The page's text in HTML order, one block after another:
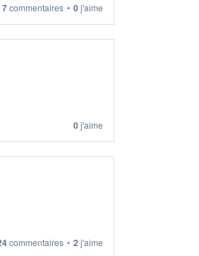
7commentaires • 0j'aime
0j'aime
commentaires • 2 j'aime